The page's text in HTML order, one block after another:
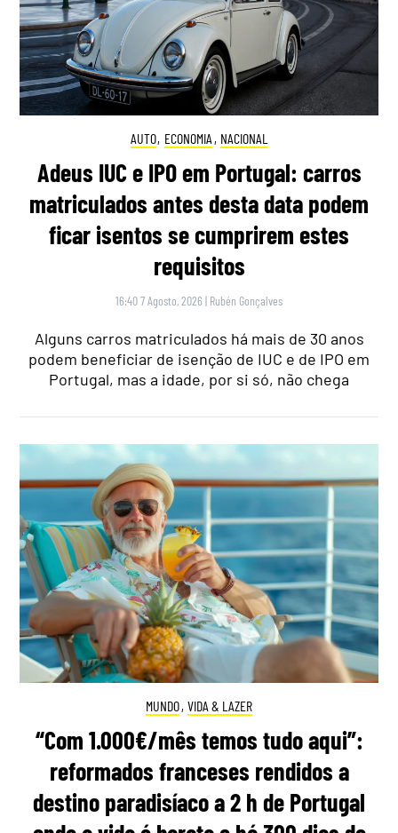
AUTO, ECONOMIA , NACIONAL
Adeus IUC e IPO em Portugal: carros
matriculados antes desta data podem
ficar isentos se cumprirem estes
requisitos
16:40 7 Agosto, 2026 | Rubén Gonçalves
Alguns carros matriculados há mais de 30 anos
podem beneficiar de isenção de IUC e de IPO em
Portugal, mas a idade, por si só, não chega
MUNDO, VIDA & LAZER
“Com 1.000€/mês temos tudo aqui”:
reformados franceses rendidos a
destino paradisíaco a 2 h de Portugal